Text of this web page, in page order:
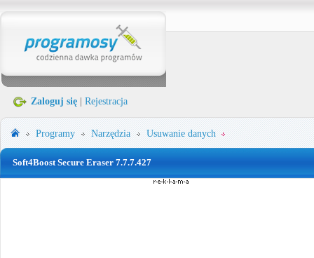
Zaloguj się Rejestracja
Programy Narzędzia Usuwanie danych
Soft4Boost Secure Eraser 7.7.7.427